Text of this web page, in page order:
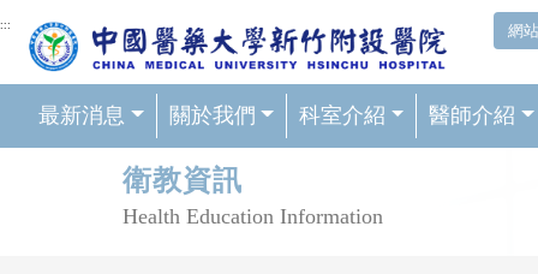
網頁頂端重要消息及連結
::: 網
最新消息 關於我們 科室介紹 醫師介紹
衛教資訊
Health Education Information